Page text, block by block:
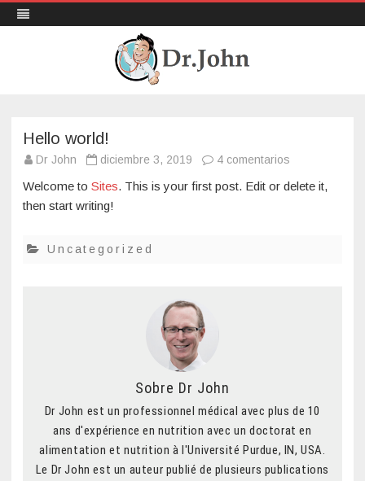
Hello world!
Dr John diciembre 3, 2019 4 comentarios
world!
Welcome to Sites. This is your first post. Edit or delete it,
then start writing!
Uncategorized
Sobre Dr John
Dr John est un professionnel médical avec plus de 10
ans d'expérience en nutrition avec un doctorat en
alimentation et nutrition à l'Université Purdue, IN, USA.
Le Dr John est un auteur publié de plusieurs publications